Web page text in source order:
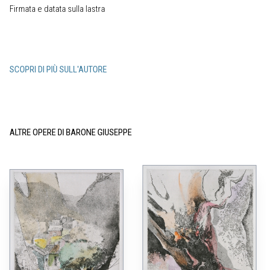
Firmata e datata sulla lastra
SCOPRI DI PIÙ SULL'AUTORE
ALTRE OPERE DI BARONE GIUSEPPE